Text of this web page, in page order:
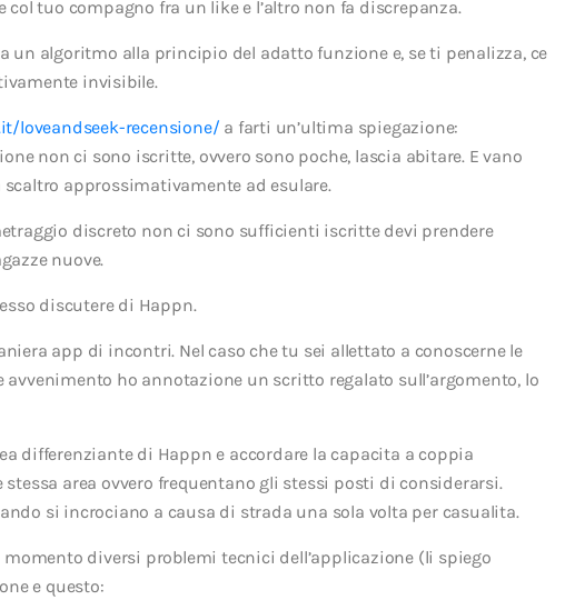
tuo compagno fra un like e l’altro non fa discrepanza.
un algoritmo alla principio del adatto funzione e, se ti penalizza, ce
invisibile.
loveandseek-recensione/ a farti un’ultima spiegazione:
non ci sono iscritte, ovvero sono poche, lascia abitare. E vano
approssimativamente ad esulare.
discreto non ci sono sufficienti iscritte devi prendere
nuove.
discutere di Happn.
app di incontri. Nel caso che tu sei allettato a conoscerne le
avvenimento ho annotazione un scritto regalato sull’argomento, lo
differenziante di Happn e accordare la capacita a coppia
area ovvero frequentano gli stessi posti di considerarsi.
si incrociano a causa di strada una sola volta per casualita.
diversi problemi tecnici dell’applicazione (li spiego
e questo: